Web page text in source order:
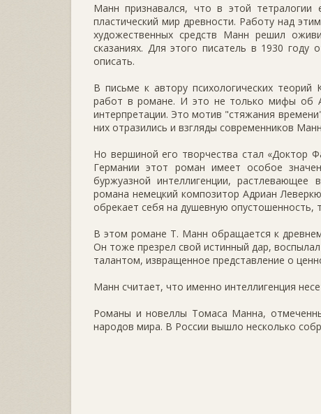
Манн признавался, что в этой тетралогии
пластический мир древности. Работу над
художественных средств Манн решил
сказаниях. Для этого писатель в 1930 году
описать.
В письме к автору психологических
работ в романе. И это не только мифы об
интерпретации. Это мотив "стяжания
них отразились и взгляды современников
Но вершиной его творчества стал «Доктор
Германии этот роман имеет особое
буржуазной интеллигенции,
романа немецкий композитор Адриан
обрекает себя на душевную опустошенность,
В этом романе Т. Манн обращается к
Он тоже презрел свой истинный дар,
талантом, извращенное представление о
Манн считает, что именно интеллигенция
Романы и новеллы Томаса Манна,
народов мира. В России вышло несколько